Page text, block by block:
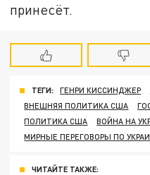
принесёт.
ТЕГИ: ГЕНРИ КИССИНДЖЕР
ВНЕШНЯЯ ПОЛИТИКА США
ПОЛИТИКА США
ВОЙНА НА
МИРНЫЕ ПЕРЕГОВОРЫ ПО
ЧИТАЙТЕ ТАКЖЕ: